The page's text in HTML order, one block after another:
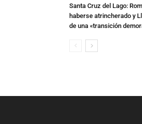
Santa Cruz del Lago:
haberse atrincherado y
de una «transición